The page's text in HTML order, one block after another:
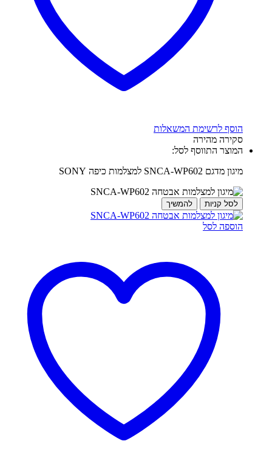
הוסף לרשימת המשאלות
סקירה מהירה
המוצר התווסף לסל:
מיגון מדגם SNCA-WP602 למצלמות כיפה SONY
לסל קניות להמשיך
הוספה לסל